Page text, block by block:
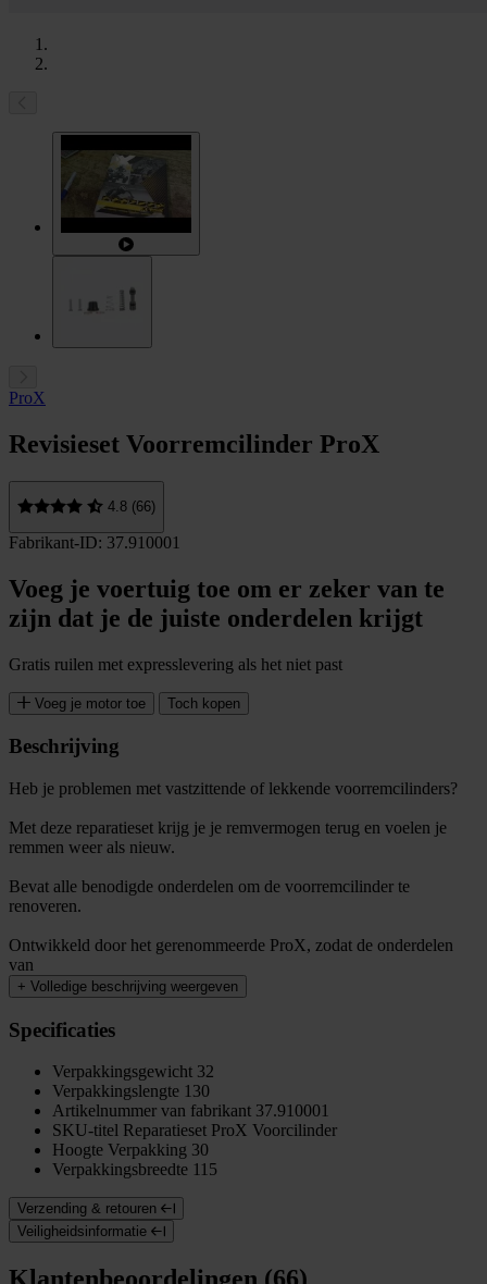
ProX
Revisieset Voorremcilinder ProX
4.8 (66)
Fabrikant-ID: 37.910001
Voeg je voertuig toe om er zeker van te
zijn dat je de juiste onderdelen krijgt
Gratis ruilen met expresslevering als het niet past
Voeg je motor toe Toch kopen
Beschrijving
Heb je problemen met vastzittende of lekkende voorremcilinders?
Met deze reparatieset krijg je je remvermogen terug en voelen je
remmen weer als nieuw.
Bevat alle benodigde onderdelen om de voorremcilinder te
renoveren.
Ontwikkeld door het gerenommeerde ProX, zodat de onderdelen
van
+ Volledige beschrijving weergeven
Specificaties
Verpakkingsgewicht 32
Verpakkingslengte 130
Artikelnummer van fabrikant 37.910001
SKU-titel Reparatieset ProX Voorcilinder
Hoogte Verpakking 30
Verpakkingsbreedte 115
Verzending & retouren
Veiligheidsinformatie